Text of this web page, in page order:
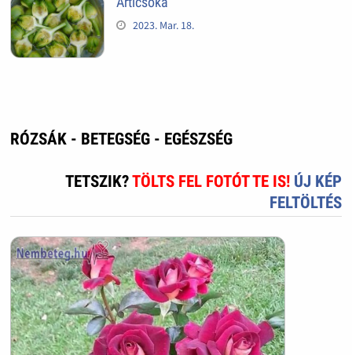
2023. Mar. 18.
RÓZSÁK - BETEGSÉG - EGÉSZSÉG
TETSZIK?TÖLTS FEL FOTÓT TE IS! ÚJ KÉP
FELTÖLTÉS